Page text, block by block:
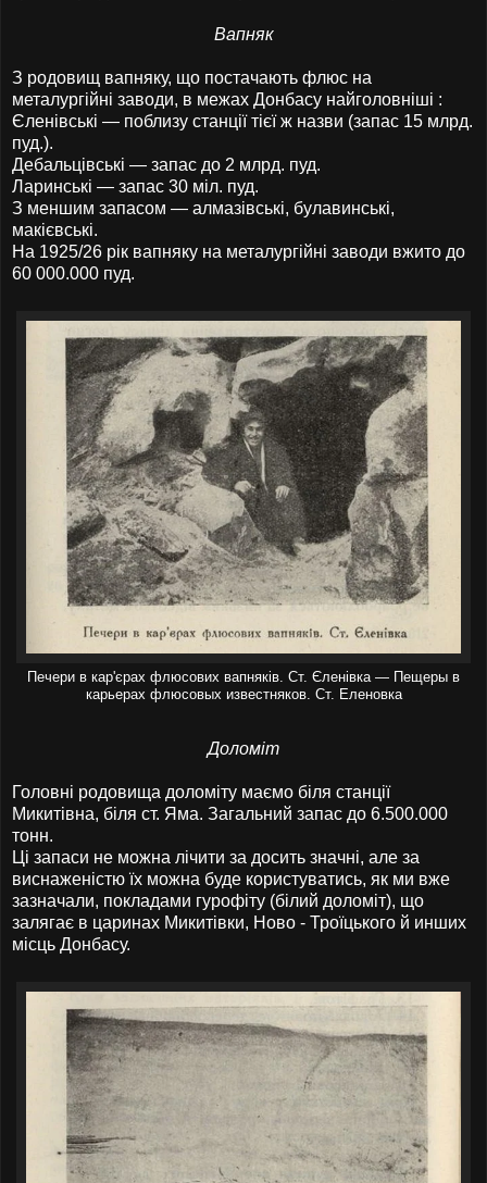
Вапняк
З родовищ вапняку, що постачають флюс на
металургійні заводи, в межах Донбасу найголовніші :
Єленівські — поблизу станції тієї ж назви (запас 15 млрд.
пуд.).
Дебальцівські — запас до 2 млрд. пуд.
Ларинські — запас 30 міл. пуд.
З меншим запасом — алмазівські, булавинські,
макієвські.
На 1925/26 рік вапняку на металургійні заводи вжито до
60 000.000 пуд.
Печери в кар'єрах флюсових вапняків. Ст. Єленівка — Пещеры в
карьерах флюсовых известняков. Ст. Еленовка
Доломіт
Головні родовища доломіту маємо біля станції
Микитівна, біля ст. Яма. Загальний запас до 6.500.000
тонн.
Ці запаси не можна лічити за досить значні, але за
виснаженістю їх можна буде користуватись, як ми вже
зазначали, покладами гурофіту (білий доломіт), що
залягає в царинах Микитівки, Ново - Троїцького й инших
місць Донбасу.